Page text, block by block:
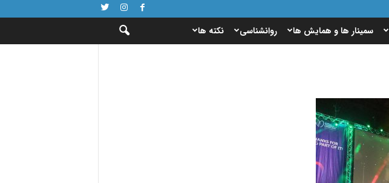
سمینار ها و همایش ها روانشناسی نکته ها